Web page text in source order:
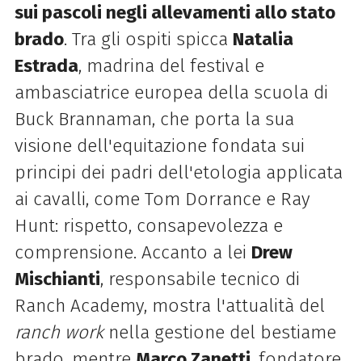
sui pascoli negli allevamenti allo stato
brado. Tra gli ospiti spicca Natalia
Estrada, madrina del festival e
ambasciatrice europea della scuola di
Buck Brannaman, che porta la sua
visione dell'equitazione fondata sui
principi dei padri dell'etologia applicata
ai cavalli, come Tom Dorrance e Ray
Hunt: rispetto, consapevolezza e
comprensione. Accanto a lei Drew
Mischianti, responsabile tecnico di
Ranch Academy, mostra l'attualità del
ranch worknella gestione del bestiame